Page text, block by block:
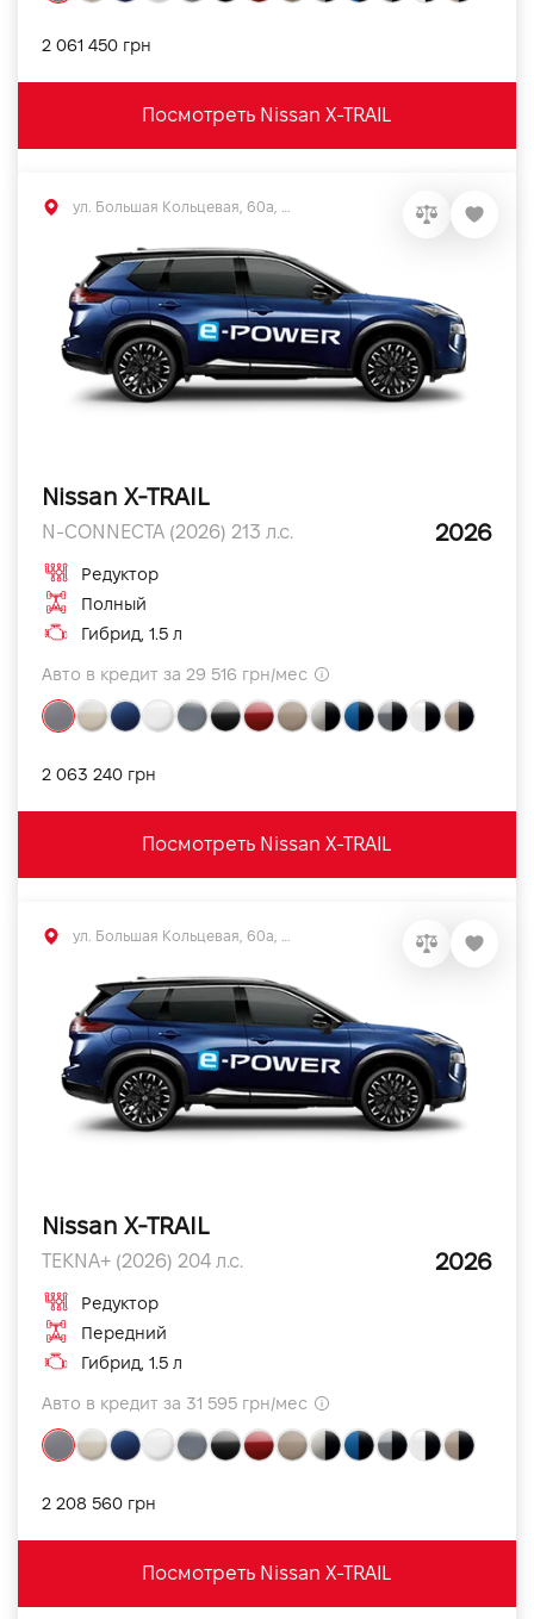
2 061 450 грн
Посмотреть Nissan X-TRAIL
Nissan X-TRAIL
N-CONNECTA (2026) 213 л.с. 2026
Редуктор
Полный
Гибрид, 1.5 л
Авто в кредит за 29 516 грн/мес
2 063 240 грн
Посмотреть Nissan X-TRAIL
Nissan X-TRAIL
TEKNA+ (2026) 204 л.с. 2026
Редуктор
Передний
Гибрид, 1.5 л
Авто в кредит за 31 595 грн/мес
2 208 560 грн
Посмотреть Nissan X-TRAIL